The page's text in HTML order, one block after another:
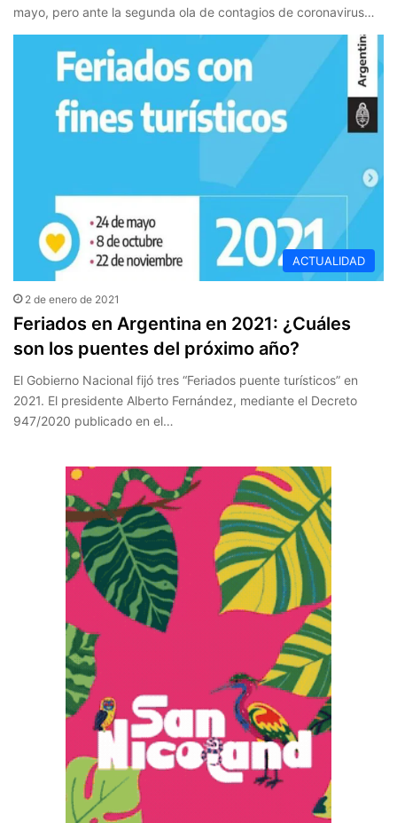
mayo, pero ante la segunda ola de contagios de coronavirus…
ACTUALIDAD
2 de enero de 2021
Feriados en Argentina en 2021: ¿Cuáles
son los puentes del próximo año?
El Gobierno Nacional fijó tres “Feriados puente turísticos” en
2021. El presidente Alberto Fernández, mediante el Decreto
947/2020 publicado en el…